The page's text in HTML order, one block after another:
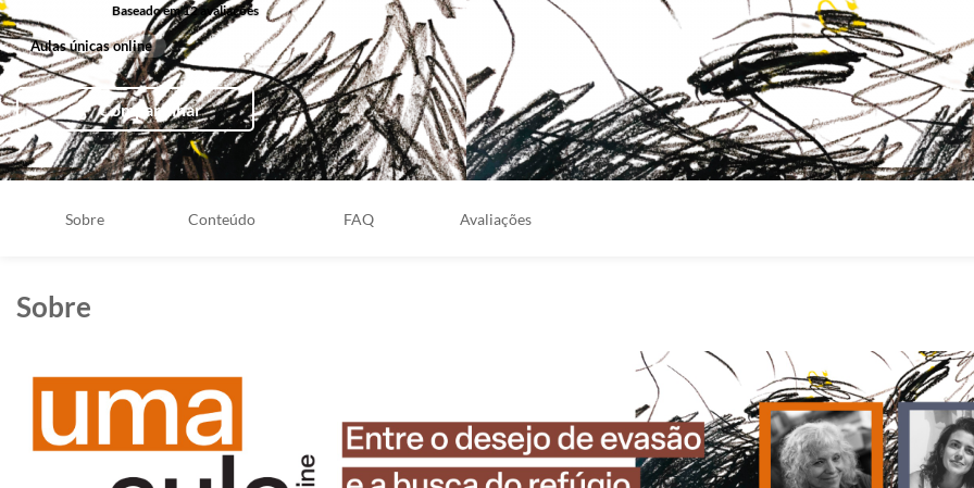
Baseado em 12 avaliações
Aulas únicas online
Compartilhar
Sobre Conteúdo FAQ Avaliações
Sobre